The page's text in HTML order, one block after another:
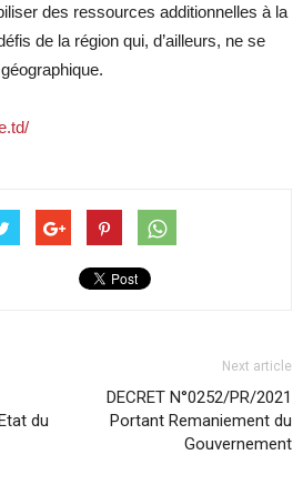
des ressources additionnelles à la
de la région qui, d’ailleurs, ne se
du
Next article
DECRET N°0252/PR/2021
Portant Remaniement du
Gouvernement